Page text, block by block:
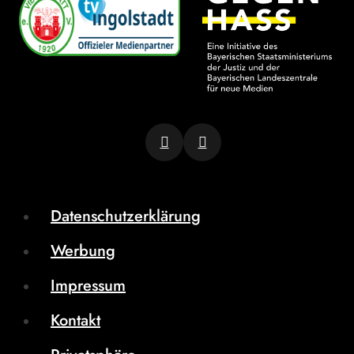
Datenschutzerklärung
Werbung
Impressum
Kontakt